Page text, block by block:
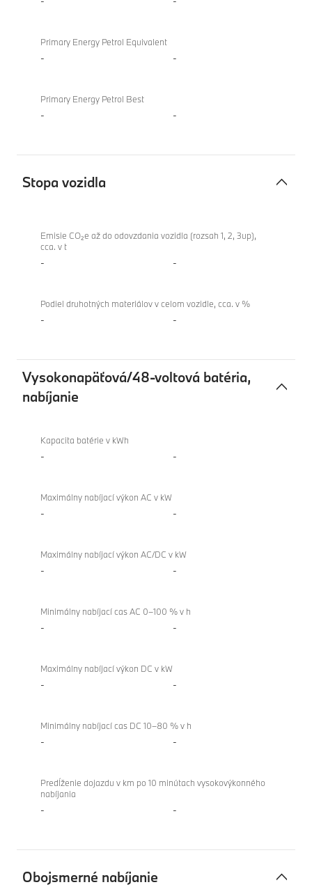
Primary Energy Petrol Equivalent
- -
Primary Energy Petrol Best
- -
Stopa vozidla
vozidla
XM
Label
Emisie CO₂e až do odovzdania vozidla (rozsah 1, 2, 3up),
cca. v t
- -
Podiel druhotných materiálov v celom vozidle, cca. v %
- -
Vysokonapäťová/48-voltová batéria,
nabíjanie
voltová
batéria,
XM
Label
Kapacita batérie v kWh
- -
Maximálny nabíjací výkon AC v kW
- -
Maximálny nabíjací výkon AC/DC v kW
- -
Minimálny nabíjací cas AC 0–100 % v h
- -
Maximálny nabíjací výkon DC v kW
- -
Minimálny nabíjací cas DC 10–80 % v h
- -
Predĺženie dojazdu v km po 10 minútach vysokovýkonného
nabíjania
- -
Obojsmerné nabíjanie